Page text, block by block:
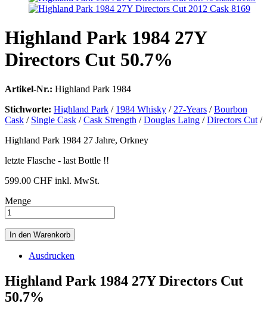
Highland Park 1984 27Y
Directors Cut 50.7%
Artikel-Nr.: Highland Park 1984
Stichworte: Highland Park / 1984 Whisky / 27-Years /Bourbon
Cask / Single Cask /Cask Strength /Douglas Laing /Directors Cut /
Highland Park 1984 27 Jahre, Orkney
letzte Flasche - last Bottle !!
599.00 CHF inkl. MwSt.
Menge
In den Warenkorb
Ausdrucken
Highland Park 1984 27Y Directors Cut
50.7%